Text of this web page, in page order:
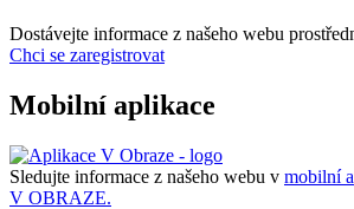
Dostávejte informace z našeho webu
Chci se zaregistrovat
Mobilní aplikace
Sledujte informace z našeho webu v mobilní
V OBRAZE.